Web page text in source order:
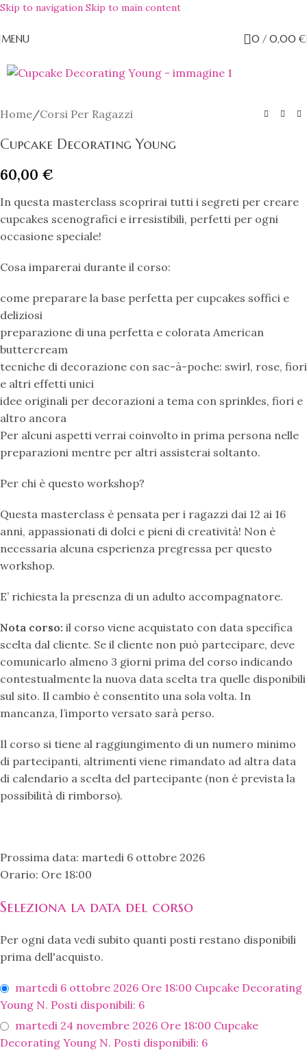
Skip to navigation Skip to main content
MENU 0 / 0,00 €
Home/Corsi Per Ragazzi
Cupcake Decorating Young
60,00 €
In questa masterclass scoprirai tutti i segreti per creare
cupcakes scenografici e irresistibili, perfetti per ogni
occasione speciale!
Cosa imparerai durante il corso:
come preparare la base perfetta per cupcakes soffici e
deliziosi
preparazione di una perfetta e colorata American
buttercream
tecniche di decorazione con sac-à-poche: swirl, rose, fiori
e altri effetti unici
idee originali per decorazioni a tema con sprinkles, fiori e
altro ancora
Per alcuni aspetti verrai coinvolto in prima persona nelle
preparazioni mentre per altri assisterai soltanto.
Per chi è questo workshop?
Questa masterclass è pensata per i ragazzi dai 12 ai 16
anni, appassionati di dolci e pieni di creatività! Non è
necessaria alcuna esperienza pregressa per questo
workshop.
E’ richiesta la presenza di un adulto accompagnatore.
Nota corso: il corso viene acquistato con data specifica
scelta dal cliente. Se il cliente non può partecipare, deve
comunicarlo almeno 3 giorni prima del corso indicando
contestualmente la nuova data scelta tra quelle disponibili
sul sito. Il cambio è consentito una sola volta. In
mancanza, l’importo versato sarà perso.
Il corso si tiene al raggiungimento di un numero minimo
di partecipanti, altrimenti viene rimandato ad altra data
di calendario a scelta del partecipante (non è prevista la
possibilità di rimborso).
Prossima data: martedi 6 ottobre 2026
Orario: Ore 18:00
Seleziona la data del corso
Per ogni data vedi subito quanti posti restano disponibili
prima dell'acquisto.
martedi 6 ottobre 2026 Ore 18:00 Cupcake Decorating
Young N. Posti disponibili: 6
martedi 24 novembre 2026 Ore 18:00 Cupcake
Decorating Young N. Posti disponibili: 6